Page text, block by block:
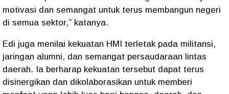
motivasi dan semangat untuk terus membangun negeri
di semua sektor,” katanya.
Edi juga menilai kekuatan HMI terletak pada militansi,
jaringan alumni, dan semangat persaudaraan lintas
daerah. Ia berharap kekuatan tersebut dapat terus
disinergikan dan dikolaborasikan untuk memberi